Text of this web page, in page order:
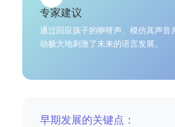
专家建议
通过回应孩子的咿呀声、模仿其声
动极大地刺激了未来的语言发展。
早期发展的关键点：